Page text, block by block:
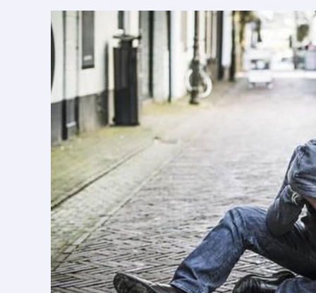
Het
verhaal
de
verwarde
vrouw
en
de
afwezige
Politie